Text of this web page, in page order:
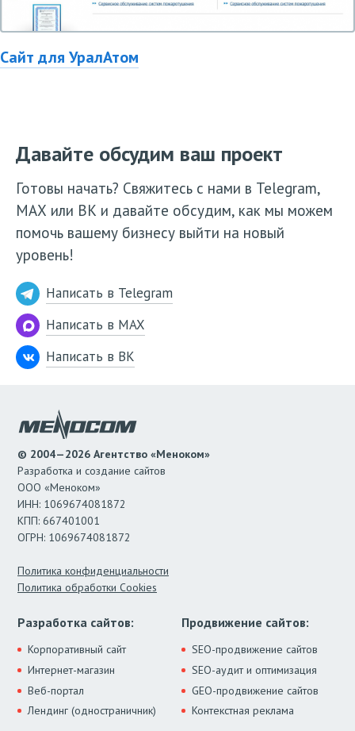
Сайт для УралАтом
Давайте обсудим ваш проект
Готовы начать? Свяжитесь с нами в Telegram,
МАХ или ВК и давайте обсудим, как мы можем
помочь вашему бизнесу выйти на новый
уровень!
Написать в Telegram
Написать в MAX
Написать в ВК
© 2004—2026 Агентство «Меноком»
Разработка и создание сайтов
ООО «Меноком»
ИНН: 1069674081872
КПП: 667401001
ОГРН: 1069674081872
Политика конфиденциальности
Политика обработки Cookies
Разработка сайтов:
Корпоративный сайт
Интернет-магазин
Веб-портал
Лендинг (одностраничник)
Продвижение сайтов:
SEO-продвижение сайтов
SEO-аудит и оптимизация
GEO-продвижение сайтов
Контекстная реклама